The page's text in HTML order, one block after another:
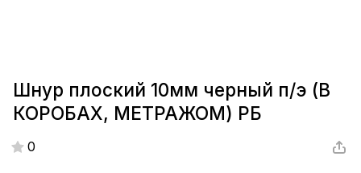
Шнур плоский 10мм черный п/э (В
КОРОБАХ, МЕТРАЖОМ) РБ
0